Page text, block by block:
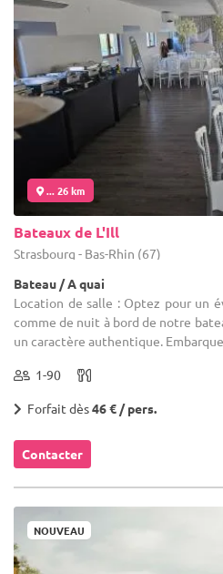
... 26 km
Bateaux de L'Ill
Strasbourg - Bas-Rhin (67)
Bateau / A quai
Location de salle : Optez pour un
comme de nuit à bord de notre
un caractère authentique.
1-90
Forfait dès46 € / pers.
Contacter
NOUVEAU